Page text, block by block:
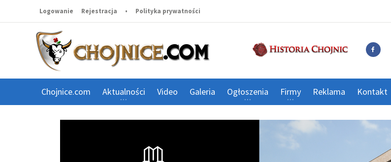
Logowanie Rejestracja • Polityka prywatności
Chojnice.com Aktualności Video Galeria Ogłoszenia Firmy Reklama Kontakt